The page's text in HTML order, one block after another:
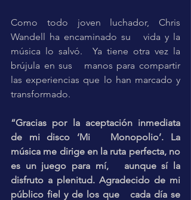
Como todo joven luchador, Chris
Wandell ha encaminado su   vida y la
música lo salvó.  Ya tiene otra vez la
brújula en sus   manos para compartir
las experiencias que lo han marcado y
transformado.
“Gracias por la aceptación inmediata
de mi disco ‘Mi   Monopolio’. La
música me dirige en la ruta perfecta, no
es un juego para mí,   aunque sí la
disfruto a plenitud. Agradecido de mi
público fiel y de los que   cada día se